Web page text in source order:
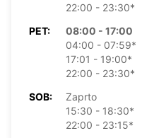
22:00 - 23:30*
PET:
08:00 - 17:00
04:00 - 07:59*
17:01 - 19:00*
22:00 - 23:30*
SOB:
Zaprto
15:30 - 18:30*
22:00 - 23:15*